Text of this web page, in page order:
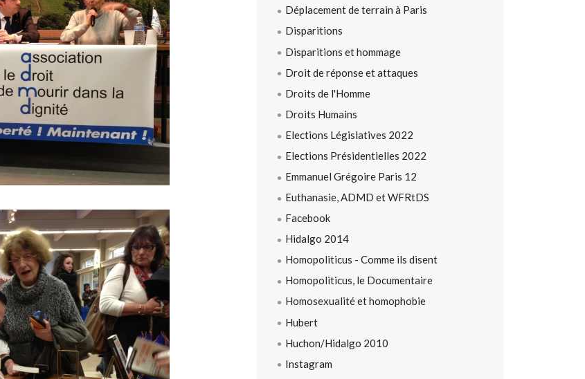
Déplacement de terrain à Paris
Disparitions
Disparitions et hommage
Droit de réponse et attaques
Droits de l'Homme
Droits Humains
Elections Législatives 2022
Elections Présidentielles 2022
Emmanuel Grégoire Paris 12
Euthanasie, ADMD et WFRtDS
Facebook
Hidalgo 2014
Homopoliticus - Comme ils disent
Homopoliticus, le Documentaire
Homosexualité et homophobie
Hubert
Huchon/Hidalgo 2010
Instagram